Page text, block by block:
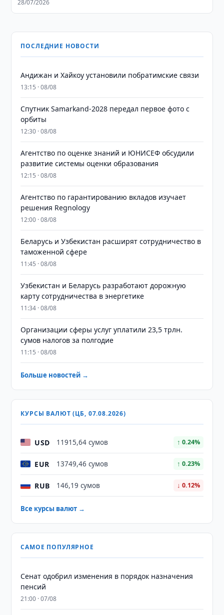
28/07/2026
ПОСЛЕДНИЕ НОВОСТИ
Андижан и Хайкоу установили побратимские связи
13:15 · 08/08
Спутник Samarkand-2028 передал первое фото с
орбиты
12:30 · 08/08
Агентство по оценке знаний и ЮНИСЕФ обсудили
развитие системы оценки образования
12:15 · 08/08
Агентство по гарантированию вкладов изучает
решения Regnology
12:00 · 08/08
Беларусь и Узбекистан расширят сотрудничество в
таможенной сфере
11:45 · 08/08
Узбекистан и Беларусь разработают дорожную
карту сотрудничества в энергетике
11:34 · 08/08
Организации сферы услуг уплатили 23,5 трлн.
сумов налогов за полгодие
11:15 · 08/08
Больше новостей →
КУРСЫ ВАЛЮТ (ЦБ, 07.08.2026)
USD 11915,64 сумов ↑ 0.24%
EUR 13749,46 сумов ↑ 0.23%
RUB 146,19 сумов ↓ 0.12%
Все курсы валют →
САМОЕ ПОПУЛЯРНОЕ
Сенат одобрил изменения в порядок назначения
пенсий
21:00 · 07/08